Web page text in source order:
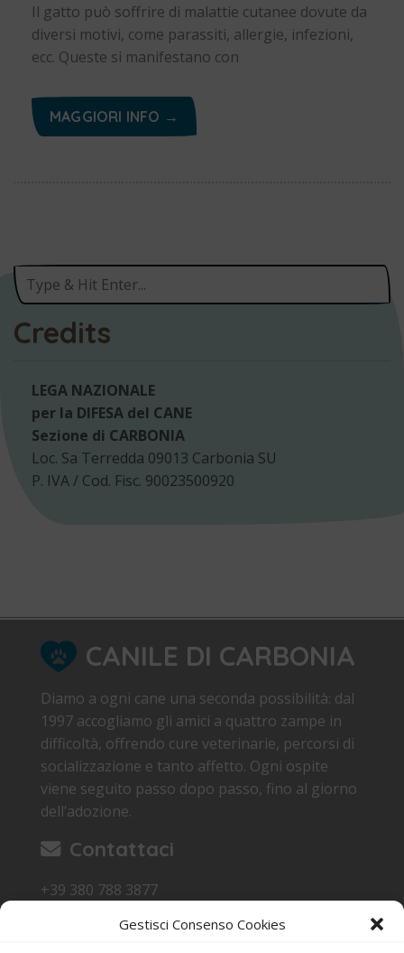
Gestisci Consenso Cookies
Il gatto può soffrire di malattie cutanee dovute da
diversi motivi, come parassiti, allergie, infezioni,
ecc. Queste si manifestano con
MAGGIORI INFO →
Credits
LEGA NAZIONALE
per la DIFESA del CANE
Sezione di CARBONIA
Loc. Sa Terredda 09013 Carbonia SU
P. IVA / Cod. Fisc. 90023500920
CANILE DI CARBONIA
Diamo a ogni cane una seconda possibilità: dal
1997 accogliamo gli amici a quattro zampe in
difficoltà, offrendo cure veterinarie, percorsi di
socializzazione e tanto affetto. Ogni ospite
viene seguito passo dopo passo, fino al giorno
dell’adozione.
Contattaci
+39 380 788 3877
Loc. Sa Terredda 09013 Carbonia SU